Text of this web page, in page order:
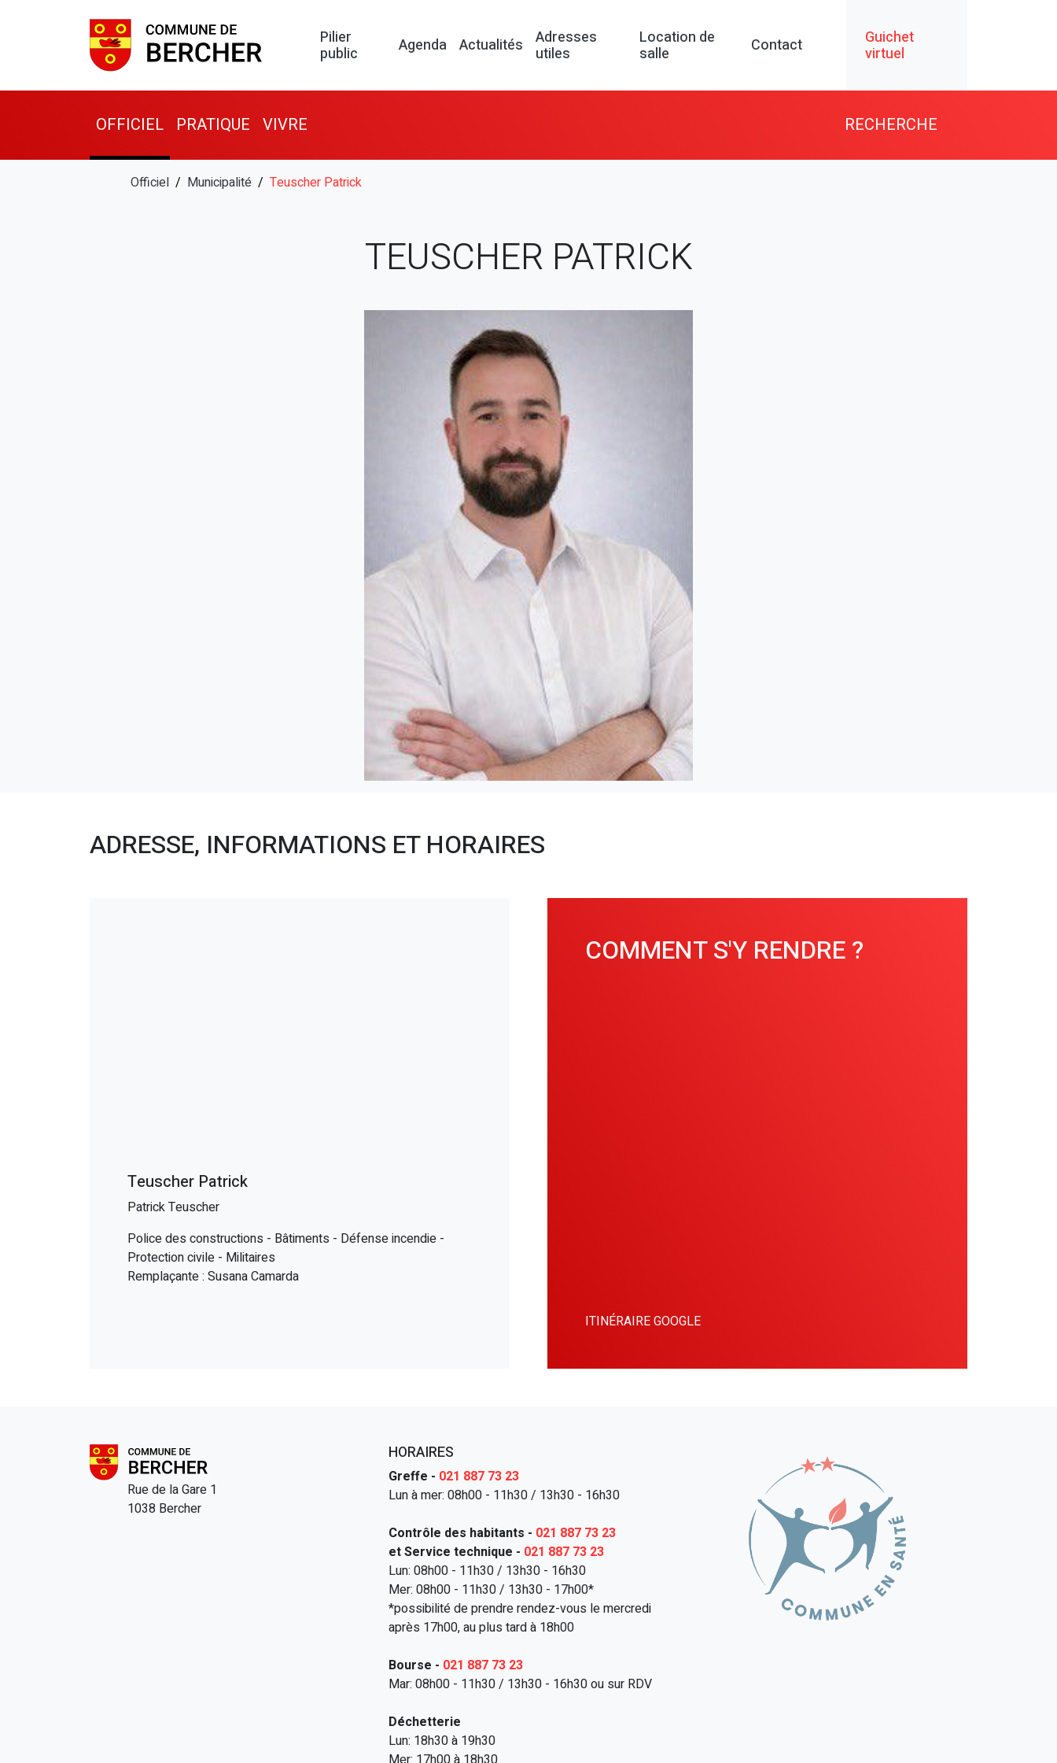
Pilier
public Agenda Actualités Adresses
utiles
Location de
salle Contact Guichet
virtuel
OFFICIEL PRATIQUE VIVRE RECHERCHE
Officiel Municipalité Teuscher Patrick
TEUSCHER PATRICK
ADRESSE, INFORMATIONS ET HORAIRES
Teuscher Patrick
Patrick Teuscher
Police des constructions - Bâtiments - Défense incendie -
Protection civile - Militaires
Remplaçante : Susana Camarda
COMMENT S'Y RENDRE ?
ITINÉRAIRE GOOGLE
Rue de la Gare 1
1038 Bercher
HORAIRES
Greffe - 021 887 73 23
Lun à mer: 08h00 - 11h30 / 13h30 - 16h30
Contrôle des habitants - 021 887 73 23
et Service technique - 021 887 73 23
Lun: 08h00 - 11h30 / 13h30 - 16h30
Mer: 08h00 - 11h30 / 13h30 - 17h00*
*possibilité de prendre rendez-vous le mercredi
après 17h00, au plus tard à 18h00
Bourse - 021 887 73 23
Mar: 08h00 - 11h30 / 13h30 - 16h30 ou sur RDV
Déchetterie
Lun: 18h30 à 19h30